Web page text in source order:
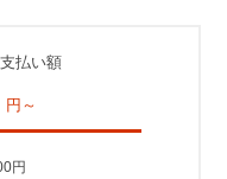
払い額
円～
円